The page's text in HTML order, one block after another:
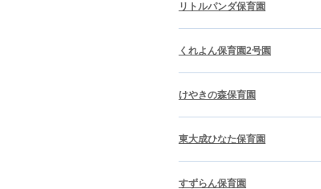
リトルパンダ保育園
くれよん保育園2号園
けやきの森保育園
東大成ひなた保育園
すずらん保育園